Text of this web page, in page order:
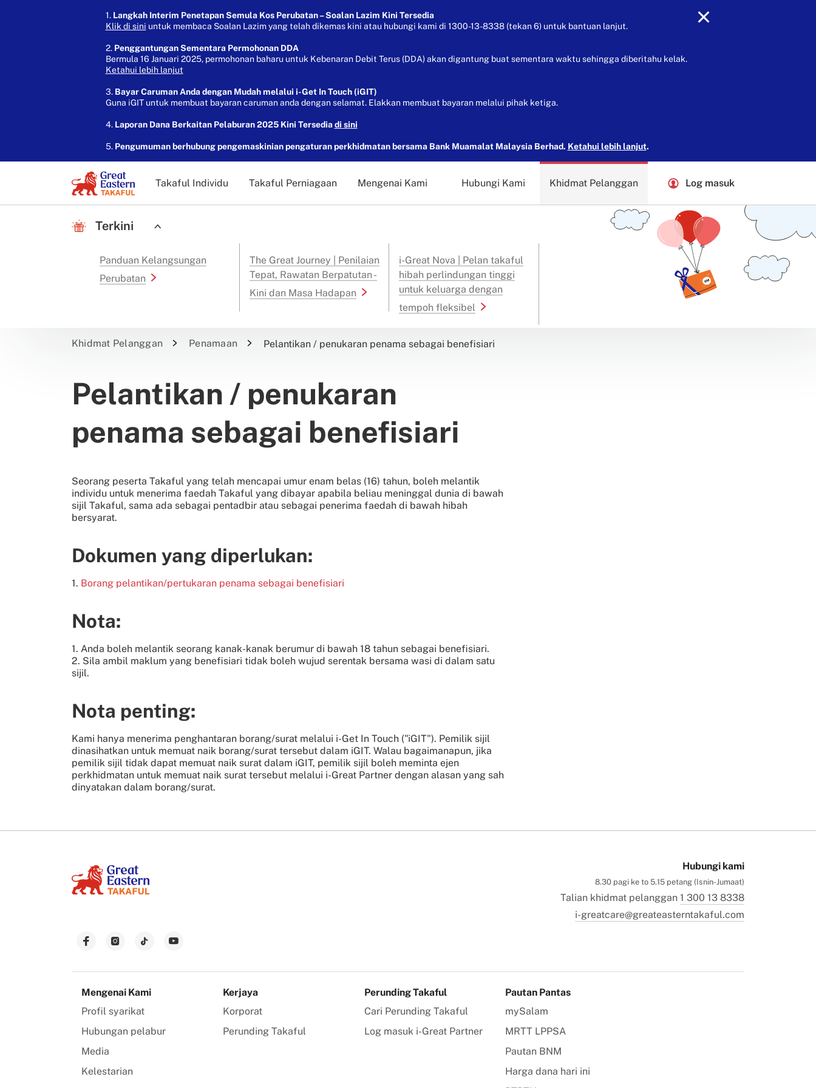
1. Langkah Interim Penetapan Semula Kos Perubatan – Soalan Lazim Kini Tersedia
Klik di sini untuk membaca Soalan Lazim yang telah dikemas kini atau hubungi kami di 1300-13-8338 (tekan 6) untuk bantuan lanjut.
2. Penggantungan Sementara Permohonan DDA
Bermula 16 Januari 2025, permohonan baharu untuk Kebenaran Debit Terus (DDA) akan digantung buat sementara waktu sehingga diberitahu kelak.
Ketahui lebih lanjut
3.Bayar Caruman Anda dengan Mudah melalui i-Get In Touch (iGIT)
Guna iGIT untuk membuat bayaran caruman anda dengan selamat. Elakkan membuat bayaran melalui pihak ketiga.
4. Laporan Dana Berkaitan Pelaburan 2025 Kini Tersedia di sini
5. Pengumuman berhubung pengemaskinian pengaturan perkhidmatan bersama Bank Muamalat Malaysia Berhad. Ketahui lebih lanjut.
Takaful Individu Takaful Perniagaan Mengenai Kami Hubungi Kami Khidmat Pelanggan Log masuk
Terkini
Panduan Kelangsungan
Perubatan
The Great Journey | Penilaian
Tepat, Rawatan Berpatutan -
Kini dan Masa Hadapan
i-Great Nova | Pelan takaful
hibah perlindungan tinggi
untuk keluarga dengan
tempoh fleksibel
Khidmat Pelanggan Penamaan Pelantikan / penukaran penama sebagai benefisiari
Pelantikan / penukaran
penama sebagai benefisiari
Seorang peserta Takaful yang telah mencapai umur enam belas (16) tahun, boleh melantik
individu untuk menerima faedah Takaful yang dibayar apabila beliau meninggal dunia di bawah
sijil Takaful, sama ada sebagai pentadbir atau sebagai penerima faedah di bawah hibah
bersyarat.
Dokumen yang diperlukan:
1. Borang pelantikan/pertukaran penama sebagai benefisiari
Nota:
1. Anda boleh melantik seorang kanak-kanak berumur di bawah 18 tahun sebagai benefisiari.
2. Sila ambil maklum yang benefisiari tidak boleh wujud serentak bersama wasi di dalam satu
sijil.
Nota penting:
Kami hanya menerima penghantaran borang/surat melalui i-Get In Touch ("iGIT"). Pemilik sijil
dinasihatkan untuk memuat naik borang/surat tersebut dalam iGIT. Walau bagaimanapun, jika
pemilik sijil tidak dapat memuat naik surat dalam iGIT, pemilik sijil boleh meminta ejen
perkhidmatan untuk memuat naik surat tersebut melalui i-Great Partner dengan alasan yang sah
dinyatakan dalam borang/surat.
Hubungi kami
8.30 pagi ke to 5.15 petang (Isnin-Jumaat)
Talian khidmat pelanggan 1 300 13 8338
i-greatcare@greateasterntakaful.com
Mengenai Kami
Profil syarikat
Hubungan pelabur
Media
Kelestarian
Kerjaya
Korporat
Perunding Takaful
Perunding Takaful
Cari Perunding Takaful
Log masuk i-Great Partner
Pautan Pantas
mySalam
MRTT LPPSA
Pautan BNM
Harga dana hari ini